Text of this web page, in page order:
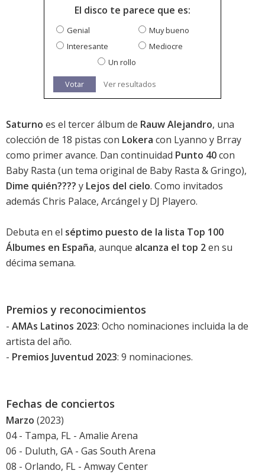
El disco te parece que es:
Genial
Muy bueno
Interesante
Mediocre
Un rollo
Votar Ver resultados
Saturno es el tercer álbum de Rauw Alejandro, una
colección de 18 pistas con Lokera con Lyanno y Brray
como primer avance. Dan continuidad Punto 40con
Baby Rasta (un tema original de Baby Rasta & Gringo),
Dime quién???? y Lejos del cielo. Como invitados
además Chris Palace, Arcángel y DJ Playero.
Debuta en el séptimo puesto de la lista Top 100
Álbumes en España, aunque alcanza el top 2en su
décima semana.
Premios y reconocimientos
- AMAs Latinos 2023: Ocho nominaciones incluida la de
artista del año.
- Premios Juventud 2023: 9 nominaciones.
Fechas de conciertos
Marzo (2023)
04 - Tampa, FL - Amalie Arena
06 - Duluth, GA - Gas South Arena
08 - Orlando, FL - Amway Center